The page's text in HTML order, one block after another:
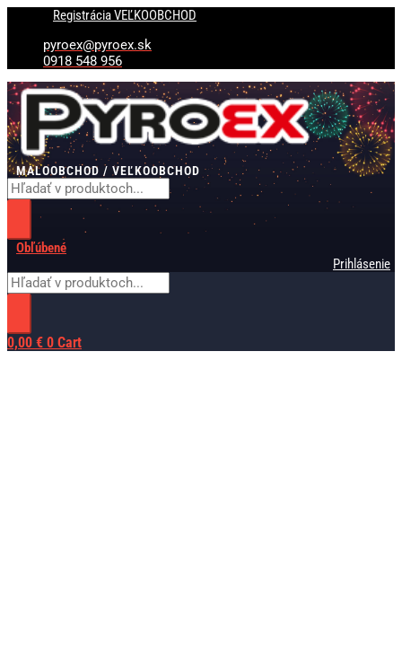
PreskočiťRegistrácia VEĽKOOBCHOD
pyroex@pyroex.sk
0918 548 956
MALOOBCHOD / VEĽKOOBCHOD
Products
Obľúbené
Prihlásenie
Products
0,00 € 0 Cart